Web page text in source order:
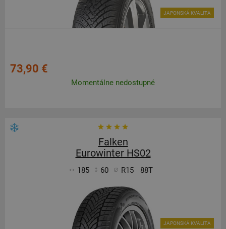
JAPONSKÁ KVALITA
73,90 €
Momentálne nedostupné
Falken
Eurowinter HS02
185 60 R15 88T
JAPONSKÁ KVALITA